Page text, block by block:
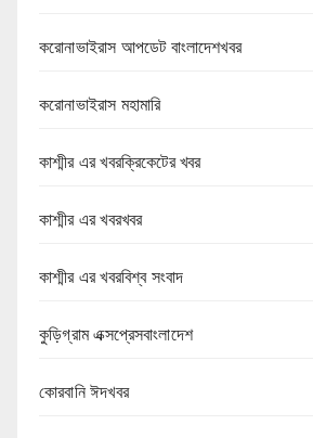
করোনাভাইরাস আপডেট বাংলাদেশখবর
করোনাভাইরাস মহামারি
কাশ্মীর এর খবরক্রিকেটের খবর
কাশ্মীর এর খবরখবর
কাশ্মীর এর খবরবিশ্ব সংবাদ
কুড়িগ্রাম এক্সপ্রেসবাংলাদেশ
কোরবানি ঈদখবর